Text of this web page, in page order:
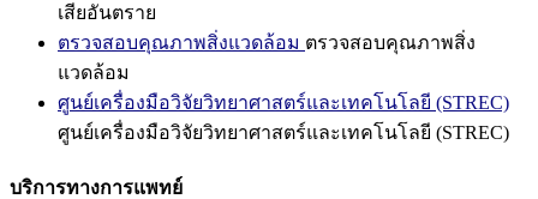
เสียอันตราย
ตรวจสอบคุณภาพสิ่งแวดล้อม ตรวจสอบคุณภาพสิ่ง
แวดล้อม
ศูนย์เครื่องมือวิจัยวิทยาศาสตร์และเทคโนโลยี (STREC)
ศูนย์เครื่องมือวิจัยวิทยาศาสตร์และเทคโนโลยี (STREC)
บริการทางการแพทย์